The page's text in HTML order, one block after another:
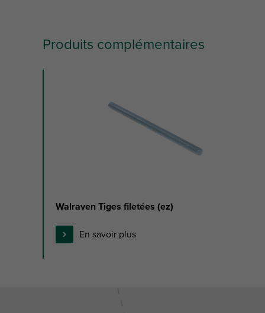
Produits complémentaires
Walraven Tiges filetées (ez)
En savoir plus